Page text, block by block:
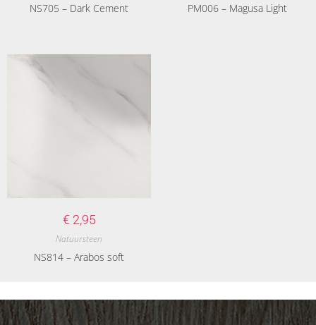
NS705 – Dark Cement PM006 – Magusa Light
€ 2,95
Natuursteen
NS814 – Arabos soft